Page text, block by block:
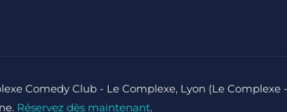
Comedy Club - Le Complexe, Lyon (Le Complexe -
Réservez dès maintenant.